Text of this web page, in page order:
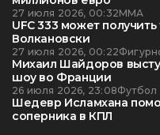
27 июля 2026, 00:32ММА
UFC 333 может
Волкановски
27 июля 2026, 00:22
Михаил Шайдоров
шоу во Франции
26 июля 2026, 23:08Футбол
Шедевр Исламхана
соперника в КПЛ